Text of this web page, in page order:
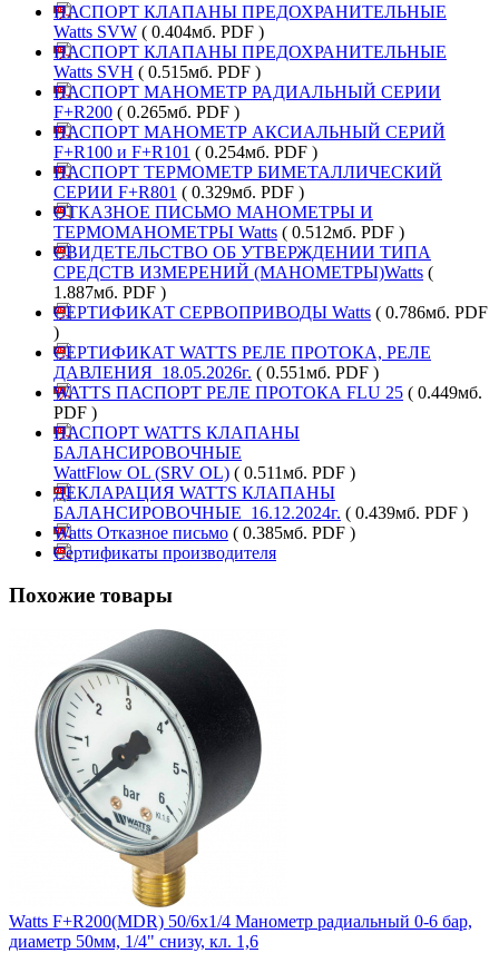
ПАСПОРТ КЛАПАНЫ ПРЕДОХРАНИТЕЛЬНЫЕ
Watts SVW ( 0.404мб. PDF )
ПАСПОРТ КЛАПАНЫ ПРЕДОХРАНИТЕЛЬНЫЕ
Watts SVH ( 0.515мб. PDF )
ПАСПОРТ МАНОМЕТР РАДИАЛЬНЫЙ СЕРИИ
F+R200 ( 0.265мб. PDF )
ПАСПОРТ МАНОМЕТР АКСИАЛЬНЫЙ СЕРИЙ
F+R100 и F+R101 ( 0.254мб. PDF )
ПАСПОРТ ТЕРМОМЕТР БИМЕТАЛЛИЧЕСКИЙ
СЕРИИ F+R801 ( 0.329мб. PDF )
ОТКАЗНОЕ ПИСЬМО МАНОМЕТРЫ И
ТЕРМОМАНОМЕТРЫ Watts ( 0.512мб. PDF )
СВИДЕТЕЛЬСТВО ОБ УТВЕРЖДЕНИИ ТИПА
СРЕДСТВ ИЗМЕРЕНИЙ (МАНОМЕТРЫ)Watts (
1.887мб. PDF )
СЕРТИФИКАТ СЕРВОПРИВОДЫ Watts ( 0.786мб. PDF
)
СЕРТИФИКАТ WATTS РЕЛЕ ПРОТОКА, РЕЛЕ
ДАВЛЕНИЯ_18.05.2026г. ( 0.551мб. PDF )
WATTS ПАСПОРТ РЕЛЕ ПРОТОКА FLU 25 ( 0.449мб.
PDF )
ПАСПОРТ WATTS КЛАПАНЫ
БАЛАНСИРОВОЧНЫЕ
WattFlow OL (SRV OL) ( 0.511мб. PDF )
ДЕКЛАРАЦИЯ WATTS КЛАПАНЫ
БАЛАНСИРОВОЧНЫЕ_16.12.2024г. ( 0.439мб. PDF )
Watts Отказное письмо ( 0.385мб. PDF )
Сертификаты производителя
Похожие товары
Watts F+R200(MDR) 50/6x1/4 Манометр радиальный 0-6 бар,
диаметр 50мм, 1/4" снизу, кл. 1,6